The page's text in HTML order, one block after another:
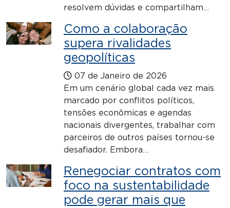
resolvem dúvidas e compartilham…
Como a colaboração
supera rivalidades
geopolíticas
07 de Janeiro de 2026
Em um cenário global cada vez mais
marcado por conflitos políticos,
tensões econômicas e agendas
nacionais divergentes, trabalhar com
parceiros de outros países tornou-se
desafiador. Embora…
Renegociar contratos com
foco na sustentabilidade
pode gerar mais que